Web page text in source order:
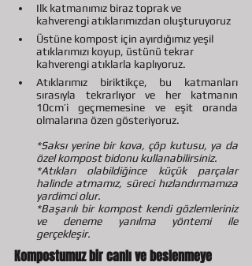
Ilk katmanımız biraz toprak ve
kahverengi atıklarımızdan oluşturuyoruz
Üstüne kompost için ayırdığımız yeşil
atıklarımızı koyup, üstünü tekrar
kahverengi atıklarla kaplıyoruz.
Atıklarımız biriktikçe, bu katmanları
sırasıyla tekrarlıyor ve her katmanın
10cm’i geçmemesine ve eşit oranda
olmalarına özen gösteriyoruz.
*Saksı yerine bir kova, çöp kutusu, ya da
özel kompost bidonu kullanabilirsiniz.
*Atıkları olabildiğince küçük parçalar
halinde atmamız, süreci hızlandırmamıza
yardimci olur.
*Başarılı bir kompost kendi gözlemleriniz
ve deneme yanılma yöntemi ile
gerçekleşir.
Kompostumuz bir canlı ve beslenmeye